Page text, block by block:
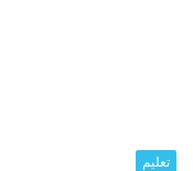
تعليم